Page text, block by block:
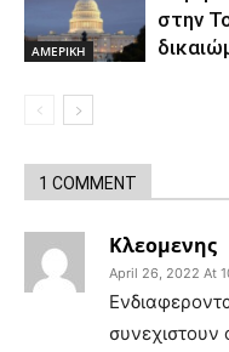
ΑΜΕΡΙΚΗ
στην
1 COMMENT
Κλεομενης
April 26, 2022 At
συνεχιστουν